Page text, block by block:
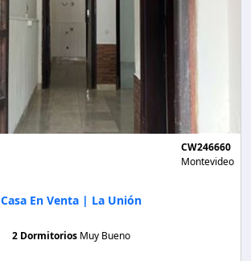
CW246660
Montevideo
Casa En Venta | La Unión
2 Dormitorios Muy Bueno